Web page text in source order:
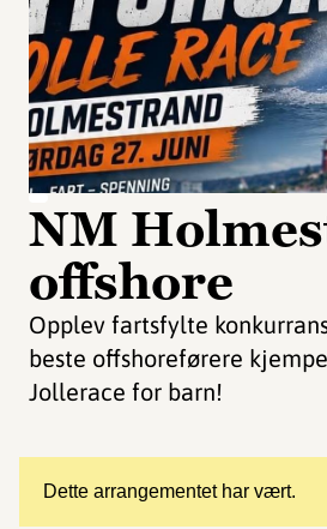
NM
offshore
Opplev fartsfylte
beste offshoreførere
Jollerace for barn!
Dette arrangementet har vært.